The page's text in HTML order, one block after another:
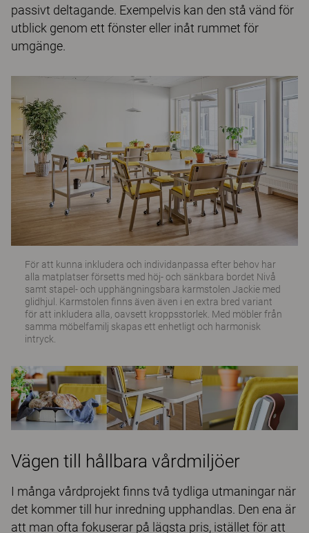
passivt deltagande. Exempelvis kan den stå vänd för
utblick genom ett fönster eller inåt rummet för
umgänge.
För att kunna inkludera och individanpassa efter behov har
alla matplatser försetts med höj- och sänkbara bordet Nivå
samt stapel- och upphängningsbara karmstolen Jackie med
glidhjul. Karmstolen finns även även i en extra bred variant
för att inkludera alla, oavsett kroppsstorlek. Med möbler från
samma möbelfamilj skapas ett enhetligt och harmonisk
intryck.
Vägen till hållbara vårdmiljöer
I många vårdprojekt finns två tydliga utmaningar när
det kommer till hur inredning upphandlas. Den ena är
att man ofta fokuserar på lägsta pris, istället för att